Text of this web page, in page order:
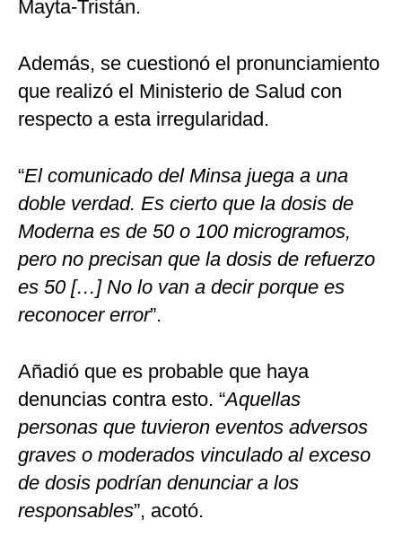
Mayta-Tristán.
Además, se cuestionó el pronunciamiento
que realizó el Ministerio de Salud con
respecto a esta irregularidad.
“El comunicado del Minsa juega a una
doble verdad. Es cierto que la dosis de
Moderna es de 50 o 100 microgramos,
pero no precisan que la dosis de refuerzo
es 50 […] No lo van a decir porque es
reconocer error”.
Añadió que es probable que haya
denuncias contra esto. “Aquellas
personas que tuvieron eventos adversos
graves o moderados vinculado al exceso
de dosis podrían denunciar a los
responsables”, acotó.